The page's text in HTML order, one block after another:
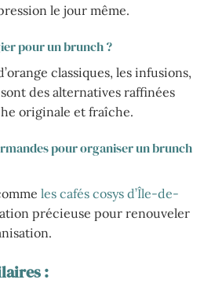
le jour même.
pour un brunch ?
classiques, les infusions,
des alternatives raffinées
originale et fraîche.
pour organiser un brunch
les cafés cosys d’Île-de-
précieuse pour renouveler
: